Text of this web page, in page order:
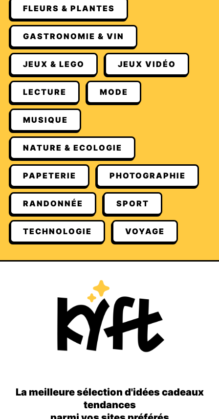
FLEURS & PLANTES
GASTRONOMIE & VIN
JEUX & LEGO JEUX VIDÉO
LECTURE MODE
MUSIQUE
NATURE & ECOLOGIE
PAPETERIE PHOTOGRAPHIE
RANDONNÉE SPORT
TECHNOLOGIE VOYAGE
La meilleure sélection d'idées cadeaux
tendances